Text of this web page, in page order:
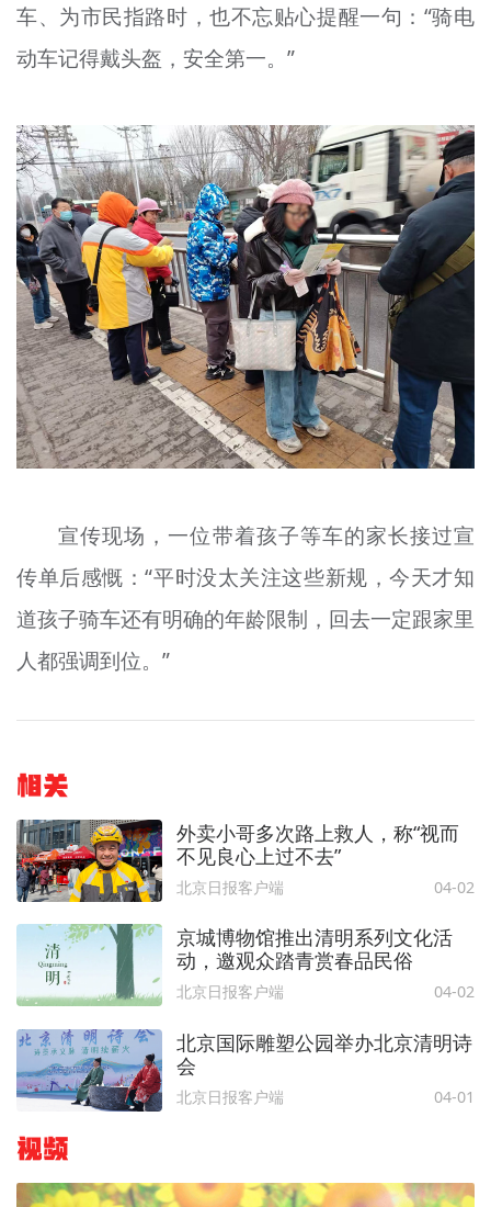
车、为市民指路时，也不忘贴心提醒一句：“骑电
动车记得戴头盔，安全第一。”
宣传现场，一位带着孩子等车的家长接过宣
传单后感慨：“平时没太关注这些新规，今天才知
道孩子骑车还有明确的年龄限制，回去一定跟家里
人都强调到位。”
相关
外卖小哥多次路上救人，称“视而
不见良心上过不去”
北京日报客户端 04-02
京城博物馆推出清明系列文化活
动，邀观众踏青赏春品民俗
北京日报客户端 04-02
北京国际雕塑公园举办北京清明诗
会
北京日报客户端 04-01
视频